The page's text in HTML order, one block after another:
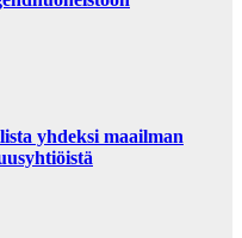
yhdeksi maailman